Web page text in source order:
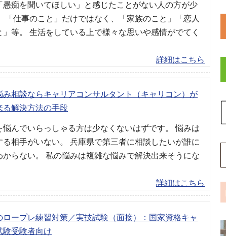
愚痴を聞いてほしい」と感じたことがない人の方が少
「仕事のこと」だけではなく、「家族のこと」「恋人
等。 生活をしている上で様々な思いや感情がでてく
詳細はこちら
相談ならキャリアコンサルタント（キャリコン）が
る解決方法の手段
んでいらっしゃる方は少なくないはずです。 悩みは
相手がいない。 兵庫県で第三者に相談したいが誰に
らない。 私の悩みは複雑な悩みで解決出来そうにな
詳細はこちら
ープレ練習対策／実技試験（面接）：国家資格キャ
験受験者向け